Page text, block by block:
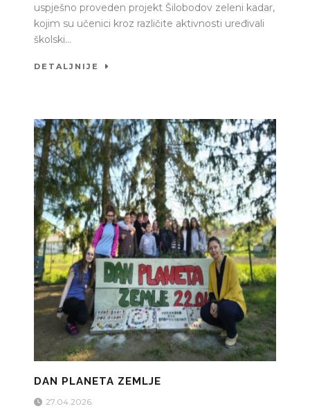
uspješno proveden projekt Šilobodov zeleni kadar,
kojim su učenici kroz različite aktivnosti uređivali
školski...
DETALJNIJE
DAN PLANETA ZEMLJE
27.04.2026.